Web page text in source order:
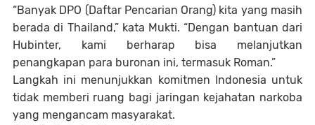
“Banyak DPO (Daftar Pencarian Orang) kita yang masih
berada di Thailand,” kata Mukti. “Dengan bantuan dari
Hubinter, kami berharap bisa melanjutkan
penangkapan para buronan ini, termasuk Roman.”
Langkah ini menunjukkan komitmen Indonesia untuk
tidak memberi ruang bagi jaringan kejahatan narkoba
yang mengancam masyarakat.